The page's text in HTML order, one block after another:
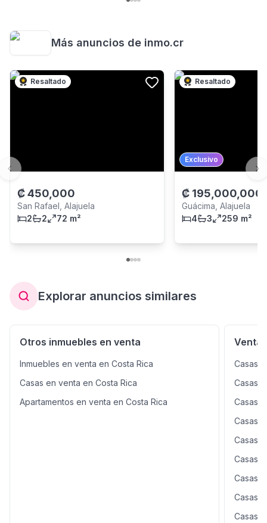
Más anuncios de inmo.cr
Resaltado
₡450,000
San Rafael, Alajuela
2
2 72 m²
Resaltado
Exclusivo
₡ 195,000,000
Guácima, Alajuela
4
3 259 m²
Previous slide
Explorar anuncios similares
Otros inmuebles en venta
Inmuebles en venta en Costa Rica
Casas en venta en Costa Rica
Apartamentos en venta en Costa Rica
Venta
Casas
Casas
Casas
Casas
Casas
Casas
Casas
Casas
Casas